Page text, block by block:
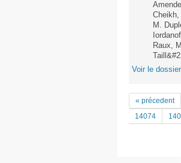
M.
Raux,
Voir le
« précedent
14074